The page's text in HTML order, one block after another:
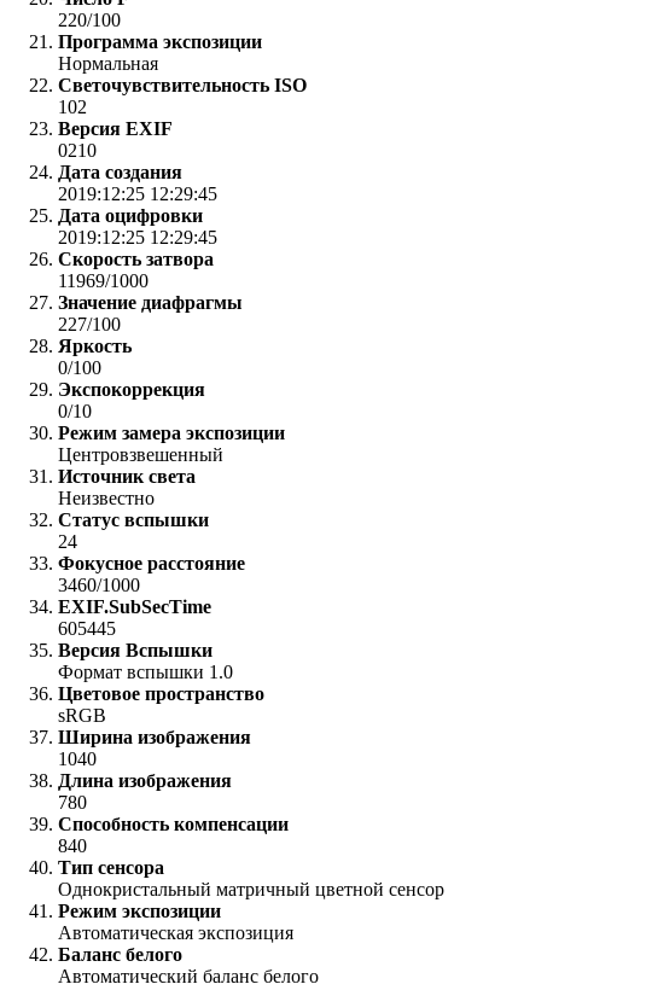
220/100
Программа экспозиции
Нормальная
Светочувствительность ISO
102
Версия EXIF
0210
Дата создания
2019:12:25 12:29:45
Дата оцифровки
2019:12:25 12:29:45
Скорость затвора
11969/1000
Значение диафрагмы
227/100
Яркость
0/100
Экспокоррекция
0/10
Режим замера экспозиции
Центровзвешенный
Источник света
Неизвестно
Статус вспышки
24
Фокусное расстояние
3460/1000
EXIF.SubSecTime
605445
Версия Вспышки
Формат вспышки 1.0
Цветовое пространство
sRGB
Ширина изображения
1040
Длина изображения
780
Способность компенсации
840
Тип сенсора
Однокристальный матричный цветной сенсор
Режим экспозиции
Автоматическая экспозиция
Баланс белого
Автоматический баланс белого